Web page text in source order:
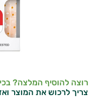
רוצה להוסיף המלצה?
צריך לרכוש את המוצר